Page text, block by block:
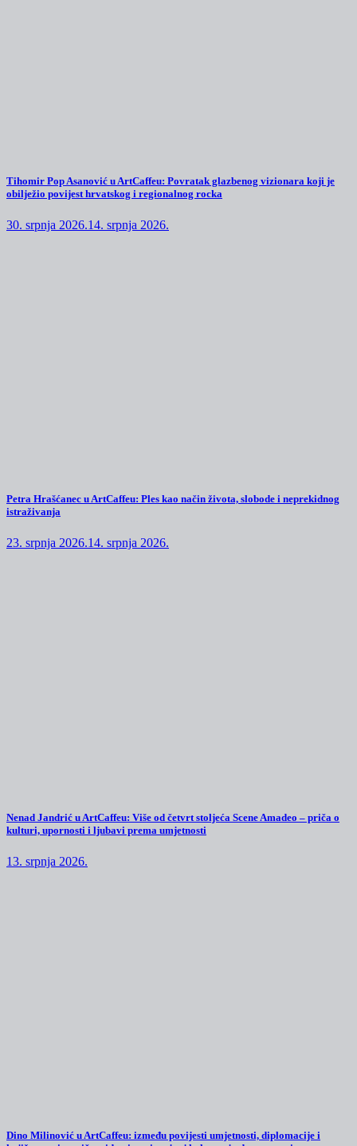
Tihomir Pop Asanović u ArtCaffeu: Povratak glazbenog vizionara koji je
obilježio povijest hrvatskog i regionalnog rocka
30. srpnja 2026.14. srpnja 2026.
Petra Hrašćanec u ArtCaffeu: Ples kao način života, slobode i neprekidnog
istraživanja
23. srpnja 2026.14. srpnja 2026.
Nenad Jandrić u ArtCaffeu: Više od četvrt stoljeća Scene Amadeo – priča o
kulturi, upornosti i ljubavi prema umjetnosti
13. srpnja 2026.
Dino Milinović u ArtCaffeu: između povijesti umjetnosti, diplomacije i